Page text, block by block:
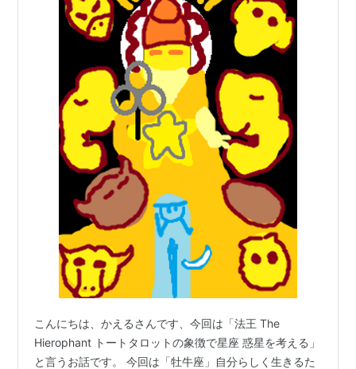
こんにちは、かえるさんです、今回は「法王 The
Hierophant トートタロットの象徴で星座 惑星を考える」
と言うお話です。 今回は「牡牛座」自分らしく生きるた